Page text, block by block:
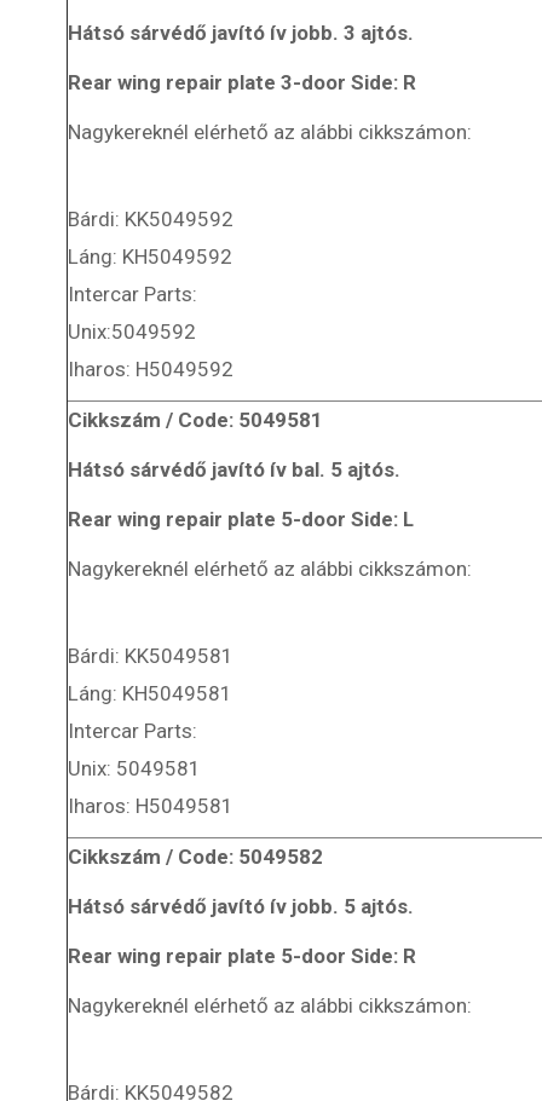
Hátsó sárvédő javító ív jobb. 3 ajtós.
Rear wing repair plate 3-door Side: R
Nagykereknél elérhető az alábbi cikkszámon:
Bárdi: KK5049592
Láng: KH5049592
Intercar Parts:
Unix:5049592
Iharos: H5049592
Cikkszám / Code: 5049581
Hátsó sárvédő javító ív bal. 5 ajtós.
Rear wing repair plate 5-door Side: L
Nagykereknél elérhető az alábbi cikkszámon:
Bárdi: KK5049581
Láng: KH5049581
Intercar Parts:
Unix: 5049581
Iharos: H5049581
Cikkszám / Code: 5049582
Hátsó sárvédő javító ív jobb. 5 ajtós.
Rear wing repair plate 5-door Side: R
Nagykereknél elérhető az alábbi cikkszámon:
Bárdi: KK5049582